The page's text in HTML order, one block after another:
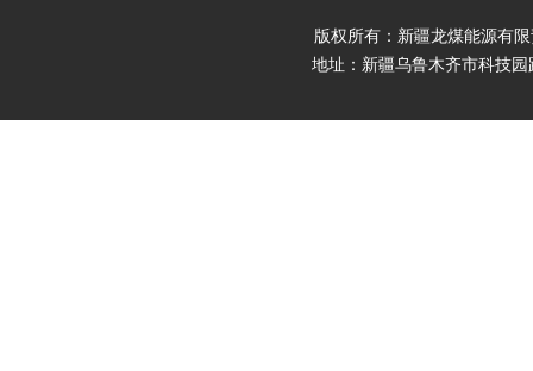
版权所有：新疆龙煤能源有限
地址：新疆乌鲁木齐市科技